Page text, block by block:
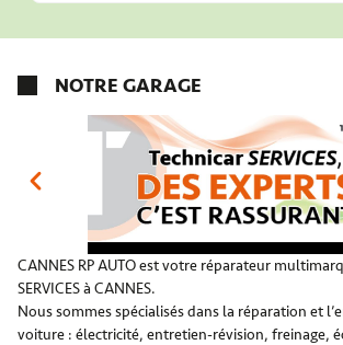
NOTRE GARAGE
CANNES RP AUTO est votre réparateur
SERVICES à CANNES.
Nous sommes spécialisés dans la réparation et
voiture : électricité, entretien-révision, freinage,